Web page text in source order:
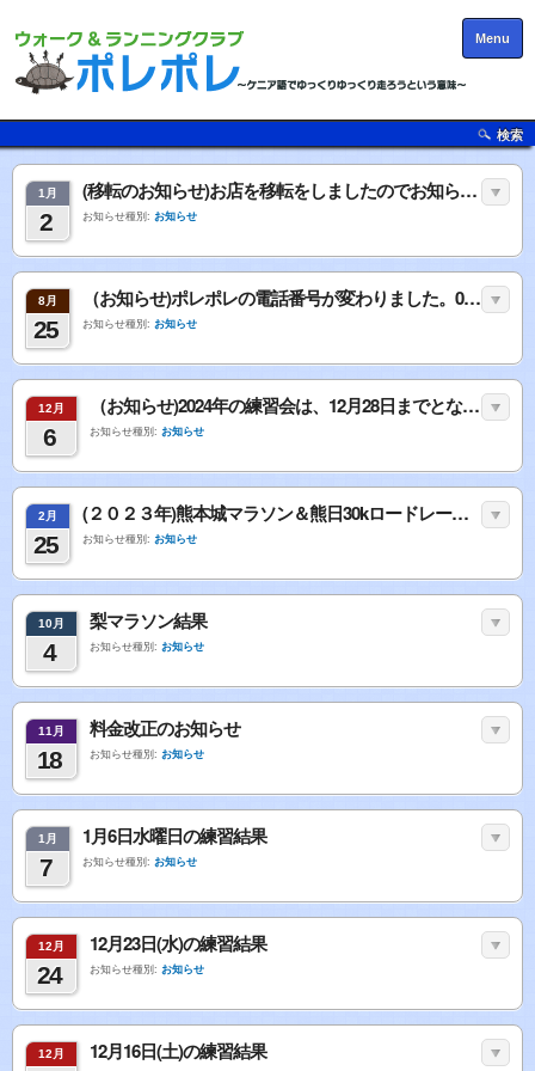
Menu
検索
1月
2
(移転のお知らせ)お店を移転をしましたのでお知らせします。
お知らせ種別: お知らせ
8月
25
（お知らせ)ポレポレの電話番号が変わりました。090-7152-7411になりましたのでよろしくお願いします。
お知らせ種別: お知らせ
12月
6
（お知らせ)2024年の練習会は、12月28日までとなります。
お知らせ種別: お知らせ
2月
25
(２０２３年)熊本城マラソン＆熊日30kロードレースの結果＆寸評
お知らせ種別: お知らせ
10月
4
梨マラソン結果
お知らせ種別: お知らせ
11月
18
料金改正のお知らせ
お知らせ種別: お知らせ
1月
7
1月6日水曜日の練習結果
お知らせ種別: お知らせ
12月
24
12月23日(水)の練習結果
お知らせ種別: お知らせ
12月 12月16日(土)の練習結果